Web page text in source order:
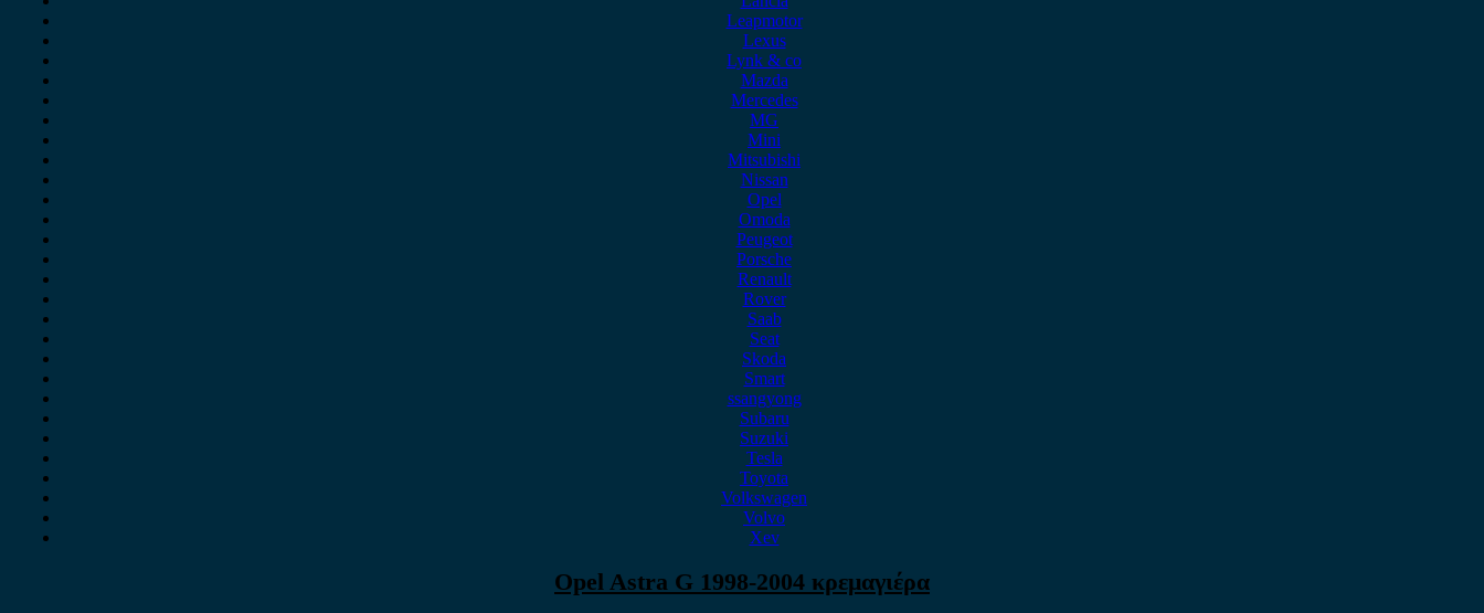
Leapmotor
Lexus
Lynk & co
Mazda
Mercedes
MG
Mini
Mitsubishi
Nissan
Opel
Omoda
Peugeot
Porsche
Renault
Rover
Saab
Seat
Skoda
Smart
ssangyong
Subaru
Suzuki
Tesla
Toyota
Volkswagen
Volvo
Xev
Opel Astra G 1998-2004 κρεμαγιέρα